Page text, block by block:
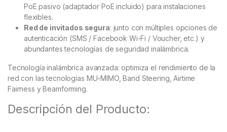
PoE pasivo (adaptador PoE incluido) para instalaciones
flexibles.
Red de invitados segura: junto con múltiples opciones de
autenticación (SMS / Facebook Wi-Fi / Voucher, etc.) y
abundantes tecnologías de seguridad inalámbrica.
Tecnología inalámbrica avanzada: optimiza el rendimiento de la
red con las tecnologías MU-MIMO, Band Steering, Airtime
Fairness y Beamforming.
Descripción del Producto: